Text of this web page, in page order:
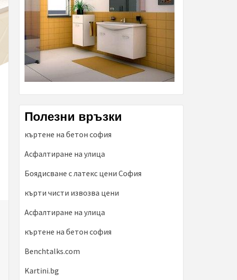
Полезни връзки
къртене на бетон софия
Асфалтиране на улица
Боядисване с латекс цени София
кърти чисти извозва цени
Асфалтиране на улица
къртене на бетон софия
Benchtalks.com
Kartini.bg